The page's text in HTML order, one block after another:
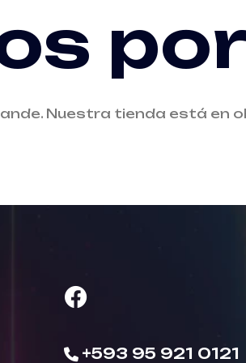
Nuestra tienda está en
+593 95 921 0121